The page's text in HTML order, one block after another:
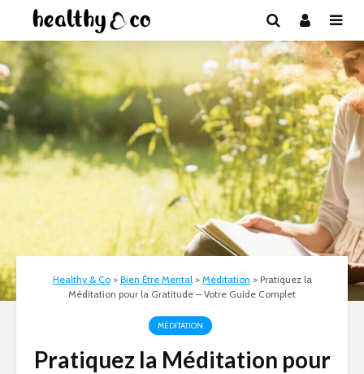
Healthy & Co> Bien Être Mental> Méditation > Pratiquez la
Méditation pour la Gratitude – Votre Guide Complet
MÉDITATION
Pratiquez la Méditation pour